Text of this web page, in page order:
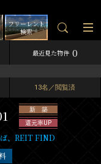
フリーレント
検索
最近見た物件 0
13名／閲覧済
新 築
還元率UP
、REIT FIND